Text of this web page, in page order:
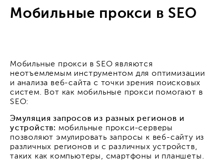
Мобильные прокси в SEO
Мобильные прокси в SEO являются
неотъемлемым инструментом для оптимизации
и анализа веб-сайта с точки зрения поисковых
систем. Вот как мобильные прокси помогают в
SEO:
Эмуляция запросов из разных регионов и
устройств: мобильные прокси-серверы
позволяют эмулировать запросы к веб-сайту из
различных регионов и с различных устройств,
таких как компьютеры, смартфоны и планшеты.